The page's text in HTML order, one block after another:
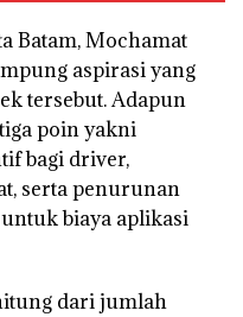
Batam, Mochamat
aspirasi yang
tersebut. Adapun
poin yakni
bagi driver,
serta penurunan
biaya aplikasi
dari jumlah